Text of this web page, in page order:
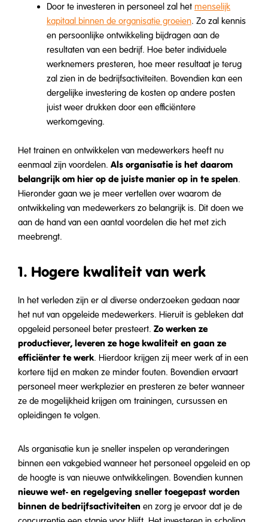
Door te investeren in personeel zal het menselijk
kapitaal binnen de organisatie groeien. Zo zal kennis
en persoonlijke ontwikkeling bijdragen aan de
resultaten van een bedrijf. Hoe beter individuele
werknemers presteren, hoe meer resultaat je terug
zal zien in de bedrijfsactiviteiten. Bovendien kan een
dergelijke investering de kosten op andere posten
juist weer drukken door een efficiëntere
werkomgeving.
Het trainen en ontwikkelen van medewerkers heeft nu
eenmaal zijn voordelen. Als organisatie is het daarom
belangrijk om hier op de juiste manier op in te spelen.
Hieronder gaan we je meer vertellen over waarom de
ontwikkeling van medewerkers zo belangrijk is. Dit doen we
aan de hand van een aantal voordelen die het met zich
meebrengt.
1. Hogere kwaliteit van werk
In het verleden zijn er al diverse onderzoeken gedaan naar
het nut van opgeleide medewerkers. Hieruit is gebleken dat
opgeleid personeel beter presteert. Zo werken ze
productiever, leveren ze hoge kwaliteit en gaan ze
efficiënter te werk. Hierdoor krijgen zij meer werk af in een
kortere tijd en maken ze minder fouten. Bovendien ervaart
personeel meer werkplezier en presteren ze beter wanneer
ze de mogelijkheid krijgen om trainingen, cursussen en
opleidingen te volgen.
Als organisatie kun je sneller inspelen op veranderingen
binnen een vakgebied wanneer het personeel opgeleid en op
de hoogte is van nieuwe ontwikkelingen. Bovendien kunnen
nieuwe wet- en regelgeving sneller toegepast worden
binnen de bedrijfsactiviteiten en zorg je ervoor dat je de